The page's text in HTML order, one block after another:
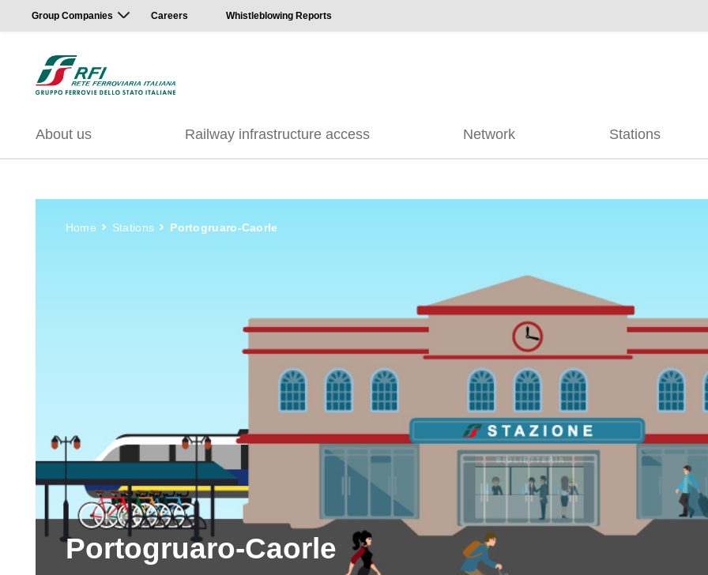
Group Companies Careers Whistleblowing Reports
About us Railway infrastructure access Network Stations
Home Stations Portogruaro-Caorle
Portogruaro-Caorle